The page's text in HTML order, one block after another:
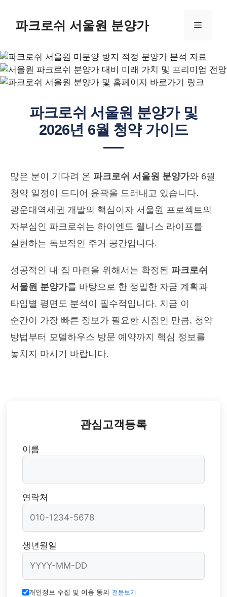
건
너
뛰
파크로쉬 서울원 분양가 메
뉴
파크로쉬 서울원 분양가 및
2026년 6월 청약 가이드
많은 분이 기다려 온 파크로쉬 서울원 분양가와 6월
청약 일정이 드디어 윤곽을 드러내고 있습니다.
광운대역세권 개발의 핵심이자 서울원 프로젝트의
자부심인 파크로쉬는 하이엔드 웰니스 라이프를
실현하는 독보적인 주거 공간입니다.
성공적인 내 집 마련을 위해서는 확정된 파크로쉬
서울원 분양가를 바탕으로 한 정밀한 자금 계획과
타입별 평면도 분석이 필수적입니다. 지금 이
순간이 가장 빠른 정보가 필요한 시점인 만큼, 청약
방법부터 모델하우스 방문 예약까지 핵심 정보를
놓치지 마시기 바랍니다.
관심고객등록
이름
연락처
생년월일
개인정보 수집 및 이용 동의 전문보기